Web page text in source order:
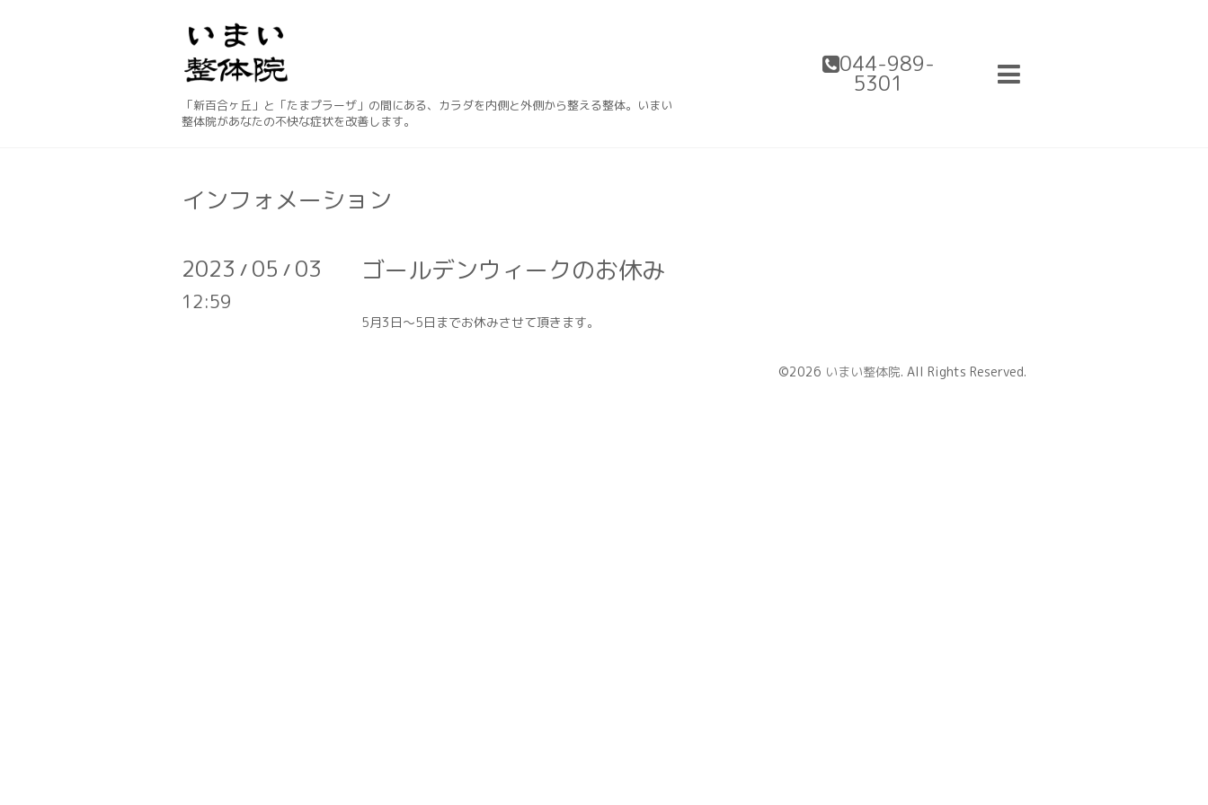
044-989-
5301
「新百合ヶ丘」と「たまプラーザ」の間にある、カラダを内側と外側から整える整体。いまい
整体院があなたの不快な症状を改善します。
インフォメーション
2023 / 05 / 03
12:59
ゴールデンウィークのお休み
5月3日〜5日までお休みさせて頂きます。
©2026 いまい整体院. All Rights Reserved.